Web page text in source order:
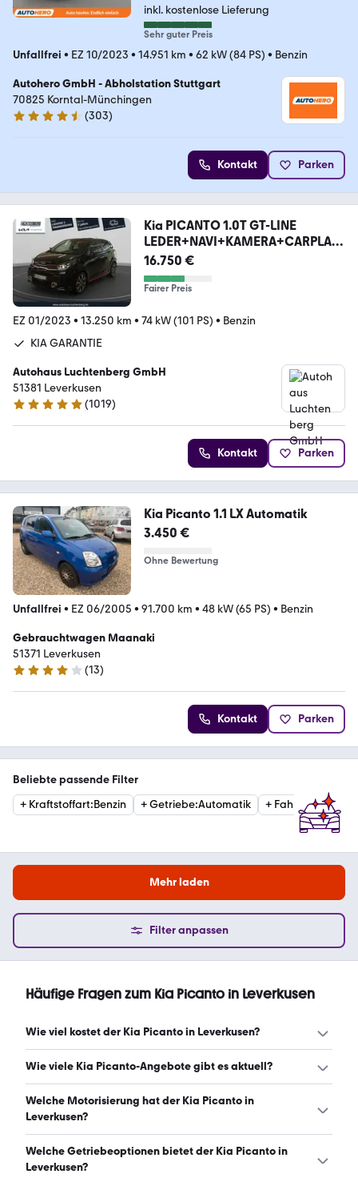
inkl. kostenlose Lieferung
Sehr guter Preis
Unfallfrei • EZ 10/2023 • 14.951 km • 62 kW (84 PS) • Benzin
Autohero GmbH - Abholstation Stuttgart
70825 Korntal-Münchingen
4.4 Sterne
(303)
Kontakt Parken
Kia PICANTO 1.0T GT-LINE
LEDER+NAVI+KAMERA+CARPLAY
+S
16.750 €
Fairer Preis
EZ 01/2023 • 13.250 km • 74 kW (101 PS) • Benzin
KIA GARANTIE
Autohaus Luchtenberg GmbH
51381 Leverkusen
4.8 Sterne
(1019)
Kontakt Parken
Kia Picanto 1.1 LX Automatik
3.450 €
Ohne Bewertung
Unfallfrei • EZ 06/2005 • 91.700 km • 48 kW (65 PS) • Benzin
Gebrauchtwagen Maanaki
51371 Leverkusen
4 Sterne
(13)
Kontakt Parken
Beliebte passende Filter
+ Kraftstoffart:Benzin +Getriebe:Automatik +
Mehr laden
Filter anpassen
Häufige Fragen zum Kia Picanto in Leverkusen
Wie viel kostet der Kia Picanto in Leverkusen?
Ein guter Preis für einen Kia Picanto in Leverkusen liegt
starten ab 140 € monatlich. (Stand: 8.8.2026)
Wie viele Kia Picanto-Angebote gibt es aktuell?
Es gibt insgesamt 104 Kia Picanto bei mobile.de, davon 71
Gebraucht- und 33 Neuwagen. (Stand: 8.8.2026)
Welche Motorisierung hat der Kia Picanto in
Leverkusen?
Der Kia Picanto in Leverkusen hat Leistungen zwischen 63
und 84 PS. (Stand: 8.8.2026)
Welche Getriebeoptionen bietet der Kia Picanto in
Leverkusen?